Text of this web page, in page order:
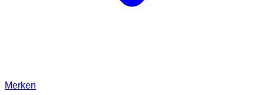
Merken